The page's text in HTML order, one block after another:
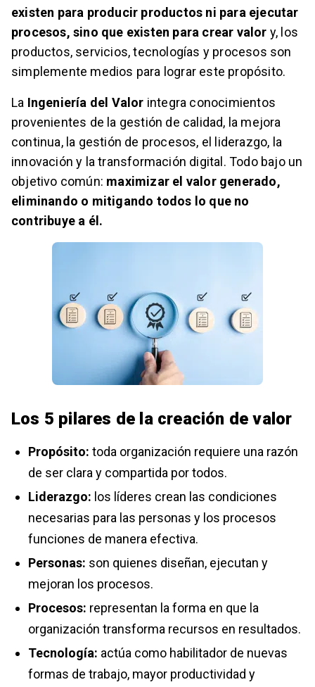
existen para producir productos ni para ejecutar
procesos, sino que existen para crear valor y, los
productos, servicios, tecnologías y procesos son
simplemente medios para lograr este propósito.
La Ingeniería del Valor integra conocimientos
provenientes de la gestión de calidad, la mejora
continua, la gestión de procesos, el liderazgo, la
innovación y la transformación digital. Todo bajo un
objetivo común: maximizar el valor generado,
eliminando o mitigando todos lo que no
contribuye a él.
Los 5 pilares de la creación de valor
Propósito: toda organización requiere una razón
de ser clara y compartida por todos.
Liderazgo: los líderes crean las condiciones
necesarias para las personas y los procesos
funciones de manera efectiva.
Personas: son quienes diseñan, ejecutan y
mejoran los procesos.
Procesos: representan la forma en que la
organización transforma recursos en resultados.
Tecnología: actúa como habilitador de nuevas
formas de trabajo, mayor productividad y